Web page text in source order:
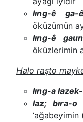
lıng-ê
öküzümün
lıng-ê
öküzlerimin
Halo raşto
lıng-a
laz; bıra-